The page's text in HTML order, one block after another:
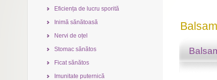
Eficiența de lucru sporită
Inimă sănătoasă
Nervi de oțel
Stomac sănătos
Ficat sănătos
Imunitate puternică